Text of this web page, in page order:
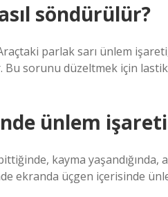
söndürülür?
parlak sarı ünlem
sorunu düzeltmek için
ünlem
kayma yaşandığında,
ekranda üçgen içerisinde